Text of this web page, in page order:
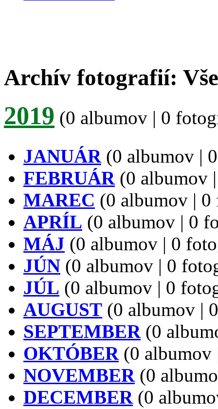
Archív fotografií:
2019 (0 albumov | 0
JANUÁR(0 albumov |
FEBRUÁR(0 albumov
MAREC (0 albumov |
APRÍL (0 albumov | 0
MÁJ (0 albumov | 0
JÚN (0 albumov | 0
JÚL (0 albumov | 0
AUGUST (0 albumov |
SEPTEMBER(0
OKTÓBER(0 albumov
NOVEMBER(0
DECEMBER(0